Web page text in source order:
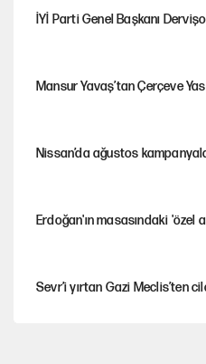
İYİ Parti Genel Başkanı
Mansur Yavaş’tan Çerçeve
Nissan’da ağustos
Erdoğan'ın masasındaki 'özel
Sevr’i yırtan Gazi Meclis’ten